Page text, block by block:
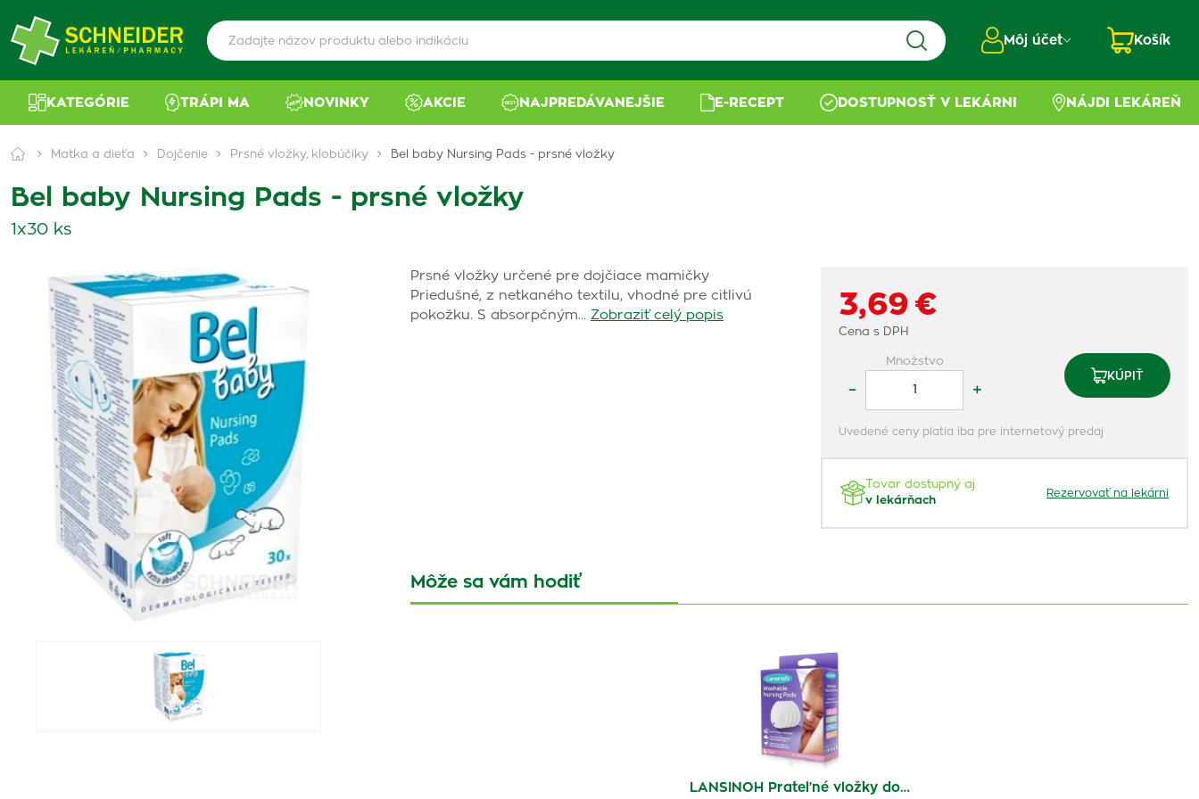
Môj účet Košík
KATEGÓRIE TRÁPI MA NOVINKY AKCIE NAJPREDÁVANEJŠIE E-RECEPT DOSTUPNOSŤ V LEKÁRNI NÁJDI LEKÁREŇ
Matka a dieťa Dojčenie Prsné vložky, klobúčiky Bel baby Nursing Pads - prsné vložky
Bel baby Nursing Pads - prsné vložky
1x30 ks
Prsné vložky určené pre dojčiace mamičky
Priedušné, z netkaného textilu, vhodné pre citlivú
pokožku. S absorpčným… Zobraziť celý popis 3,69 €
Cena s DPH
Množstvo
– +
KÚPIŤ
Uvedené ceny platia iba pre internetový predaj
Tovar dostupný aj
v lekárňach
Rezervovať na lekárni
Môže sa vám hodiť
LANSINOH Prateľné vložky do…